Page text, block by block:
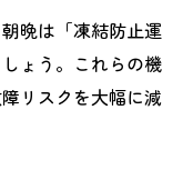
晩は「凍結防止運
ょう。これらの機
リスクを大幅に減